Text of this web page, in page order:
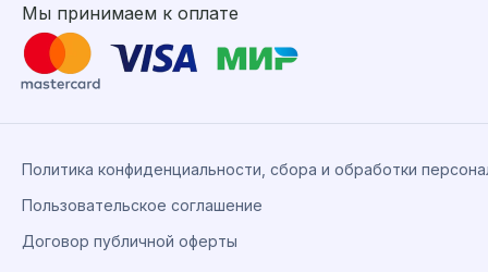
Мы принимаем к оплате
Политика конфиденциальности, сбора и обработки
Пользовательское соглашение
Договор публичной оферты